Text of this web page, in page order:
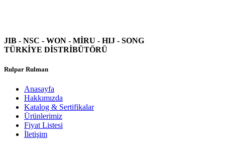
JIB - NSC - WON - MİRU - HIJ - SONG
TÜRKİYE DİSTRİBÜTÖRÜ
Rulpar Rulman
Anasayfa
Hakkımızda
Katalog & Sertifikalar
Ürünlerimiz
Fiyat Listesi
İletişim